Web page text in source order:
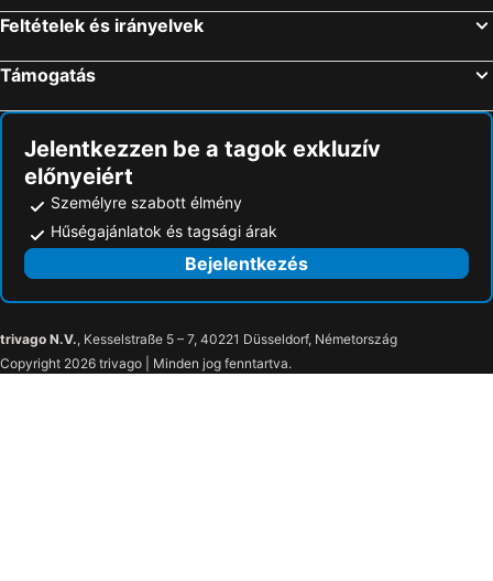
Feltételek és irányelvek
Támogatás
Jelentkezzen be a tagok exkluzív
előnyeiért
Személyre szabott élmény
Hűségajánlatok és tagsági árak
Bejelentkezés
trivago N.V., Kesselstraße 5 – 7, 40221 Düsseldorf, Németország
Copyright 2026 trivago | Minden jog fenntartva.